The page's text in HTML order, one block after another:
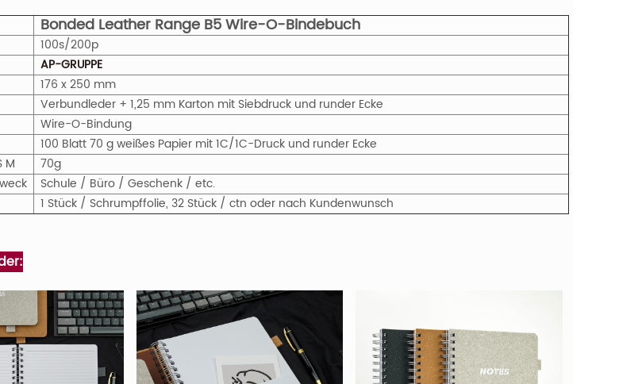
Bonded Leather Range B5 Wire-O-Bindebuch
100s/200p
AP-GRUPPE
176 x 250 mm
Verbundleder + 1,25 mm Karton mit Siebdruck und runder Ecke
Wire-O-Bindung
100 Blatt 70 g weißes Papier mit 1C/1C-Druck und runder Ecke
M
70g
Schule / Büro / Geschenk / etc.
1 Stück / Schrumpffolie, 32 Stück / ctn oder nach Kundenwunsch